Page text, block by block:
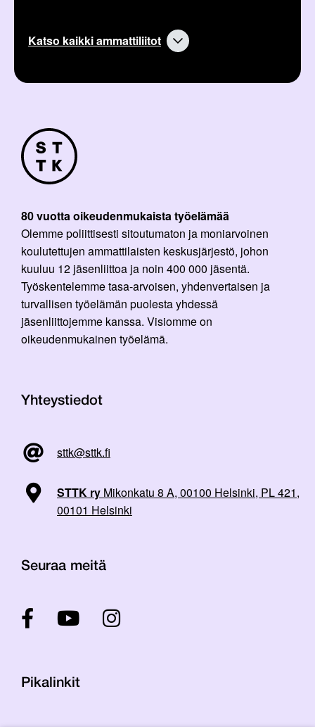
Katso kaikki ammattiliitot
80 vuotta oikeudenmukaista työelämää
Olemme poliittisesti sitoutumaton ja moniarvoinen
koulutettujen ammattilaisten keskusjärjestö, johon
kuuluu 12 jäsenliittoa ja noin 400 000 jäsentä.
Työskentelemme tasa-arvoisen, yhdenvertaisen ja
turvallisen työelämän puolesta yhdessä
jäsenliittojemme kanssa. Visiomme on
oikeudenmukainen työelämä.
Yhteystiedot
sttk@sttk.fi
STTK ry Mikonkatu 8 A, 00100 Helsinki, PL 421,
00101 Helsinki
Seuraa meitä
Pikalinkit